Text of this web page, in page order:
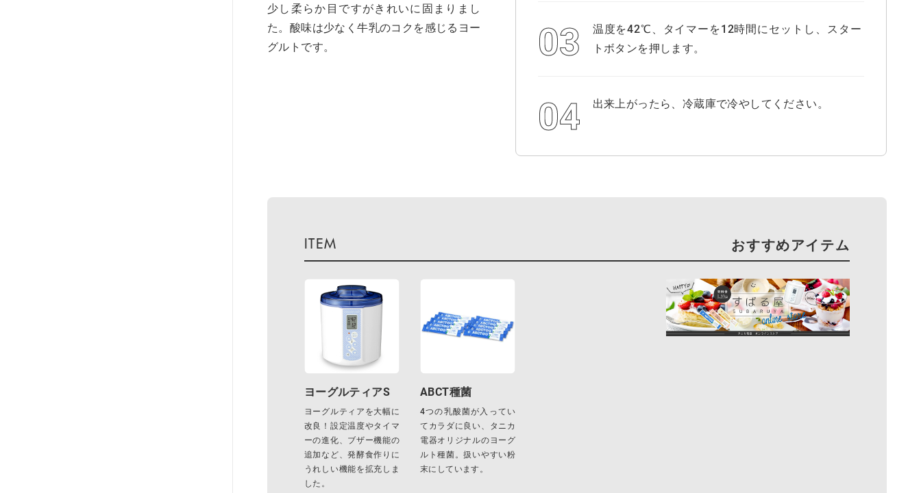
少し柔らか目ですがきれいに固まりまし
た。酸味は少なく牛乳のコクを感じるヨー
グルトです。
温度を42℃、タイマーを12時間にセットし、スター
トボタンを押します。
出来上がったら、冷蔵庫で冷やしてください。
おすすめアイテム
ヨーグルティアS
ヨーグルティアを大幅に
改良！設定温度やタイマ
ーの進化、ブザー機能の
追加など、発酵食作りに
うれしい機能を拡充しま
した。
ABCT種菌
4つの乳酸菌が入ってい
てカラダに良い、タニカ
電器オリジナルのヨーグ
ルト種菌。扱いやすい粉
末にしています。